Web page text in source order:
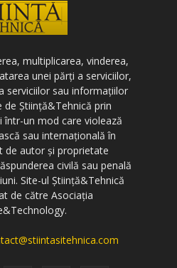
multiplicarea, vinderea,
unei părți a serviciilor,
serviciilor sau informațiilor
de Știință&Tehnică prin
într-un mod care violează
sau internațională în
de autor și proprietate
civilă sau penală
Site-ul Știință&Tehnică
de către Asociația